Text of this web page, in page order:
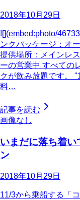
2018年10月29日
![](embed:photo/
ンクパッケージ：オ
提供場所：メインレ
ーの営業中 すべての
クが飲み放題です。
料…
記事を読む
画像なし
いまだに落ち着
ン
2018年10月29日
11/3から乗船する「